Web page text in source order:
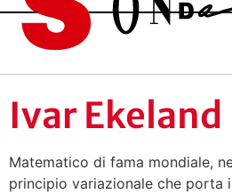
Ivar Ekeland
Matematico di fama mondiale,
principio variazionale che porta